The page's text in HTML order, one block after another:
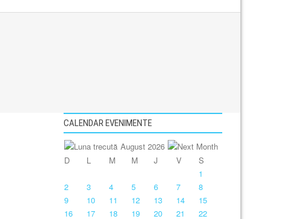
CALENDAR EVENIMENTE
August 2026
D
L M M J V
S
1
2
3 4 5 6 7
8
9
10 11 12 13 14
15
16
17 18 19 20 21
22